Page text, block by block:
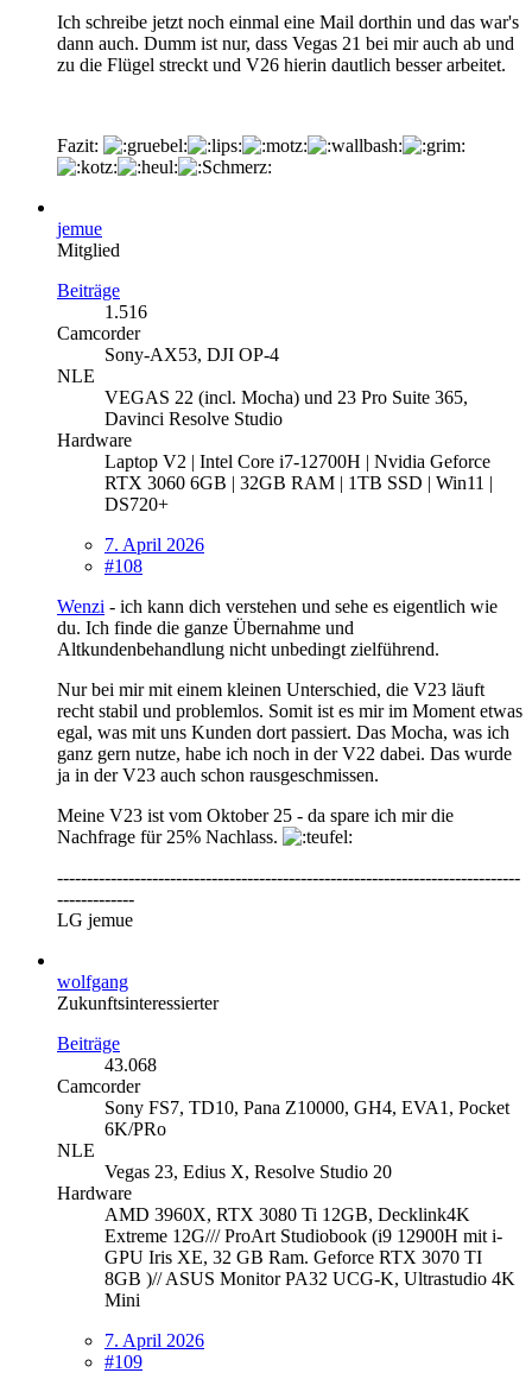
Ich schreibe jetzt noch einmal eine Mail dorthin und das war's
dann auch. Dumm ist nur, dass Vegas 21 bei mir auch ab und
zu die Flügel streckt und V26 hierin dautlich besser arbeitet.
Fazit:
jemue
Mitglied
Beiträge
1.516
Camcorder
Sony-AX53, DJI OP-4
NLE
VEGAS 22 (incl. Mocha) und 23 Pro Suite 365,
Davinci Resolve Studio
Hardware
Laptop V2 | Intel Core i7-12700H | Nvidia Geforce
RTX 3060 6GB | 32GB RAM | 1TB SSD | Win11 |
DS720+
7. April 2026
#108
Wenzi - ich kann dich verstehen und sehe es eigentlich wie
du. Ich finde die ganze Übernahme und
Altkundenbehandlung nicht unbedingt zielführend.
Nur bei mir mit einem kleinen Unterschied, die V23 läuft
recht stabil und problemlos. Somit ist es mir im Moment etwas
egal, was mit uns Kunden dort passiert. Das Mocha, was ich
ganz gern nutze, habe ich noch in der V22 dabei. Das wurde
ja in der V23 auch schon rausgeschmissen.
Meine V23 ist vom Oktober 25 - da spare ich mir die
Nachfrage für 25% Nachlass.
------------------------------------------------------------------------------
-------------
LG jemue
wolfgang
Zukunftsinteressierter
Beiträge
43.068
Camcorder
Sony FS7, TD10, Pana Z10000, GH4, EVA1, Pocket
6K/PRo
NLE
Vegas 23, Edius X, Resolve Studio 20
Hardware
AMD 3960X, RTX 3080 Ti 12GB, Decklink4K
Extreme 12G/// ProArt Studiobook (i9 12900H mit i-
GPU Iris XE, 32 GB Ram. Geforce RTX 3070 TI
8GB )// ASUS Monitor PA32 UCG-K, Ultrastudio 4K
Mini
7. April 2026
#109